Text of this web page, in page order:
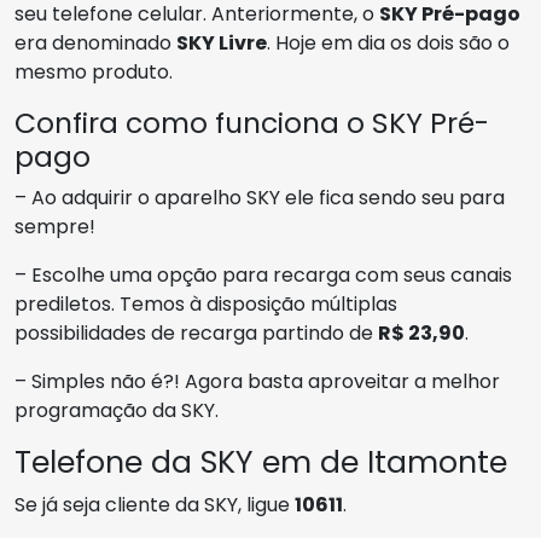
seu telefone celular. Anteriormente, o SKY Pré-pago
era denominado SKY Livre. Hoje em dia os dois são o
mesmo produto.
Confira como funciona o SKY Pré-
pago
– Ao adquirir o aparelho SKY ele fica sendo seu para
sempre!
– Escolhe uma opção para recarga com seus canais
prediletos. Temos à disposição múltiplas
possibilidades de recarga partindo de R$ 23,90.
– Simples não é?! Agora basta aproveitar a melhor
programação da SKY.
Telefone da SKY em de Itamonte
Se já seja cliente da SKY, ligue10611.